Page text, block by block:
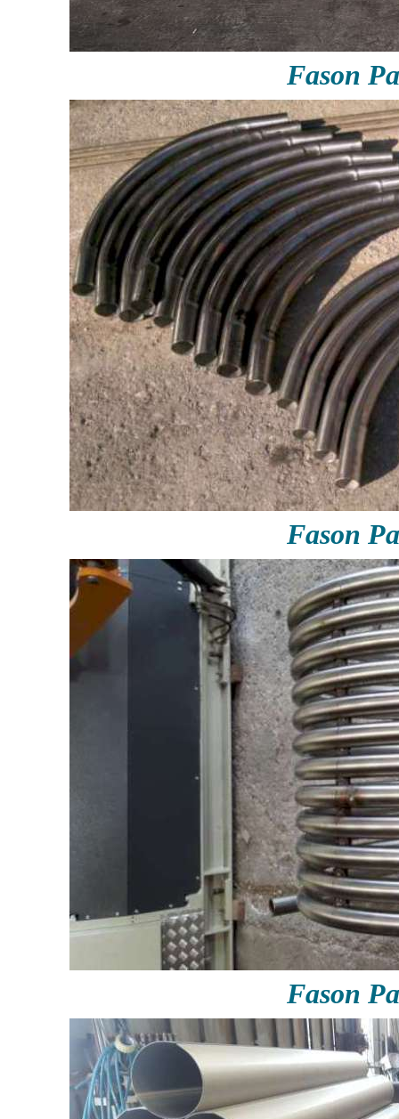
Fason
Fason
Fason